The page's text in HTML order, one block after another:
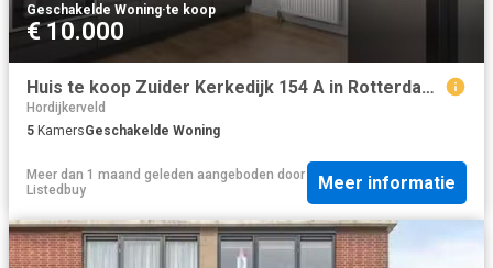
Geschakelde Woning·te koop
€ 10.000
Huis te koop Zuider Kerkedijk 154 A in Rotterdam voor € 295.000
Hordijkerveld
5 KamersGeschakelde Woning
Meer dan 1 maand geleden aangeboden door
Listedbuy
Meer informatie